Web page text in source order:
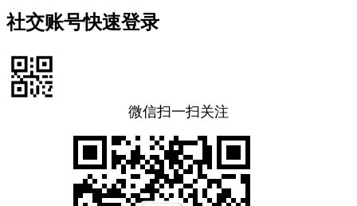
社交账号快速登录
微信扫一扫关注